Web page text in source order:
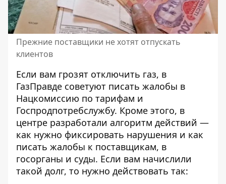
Прежние поставщики не хотят отпускать
клиентов
Если вам грозят отключить газ, в
ГазПравде советуют писать жалобы в
Нацкомиссию по тарифам и
Госпродпотребслужбу. Кроме этого, в
центре разработали алгоритм действий —
как нужно фиксировать нарушения и как
писать жалобы к поставщикам, в
госорганы и суды. Если вам начислили
такой долг, то нужно действовать так: